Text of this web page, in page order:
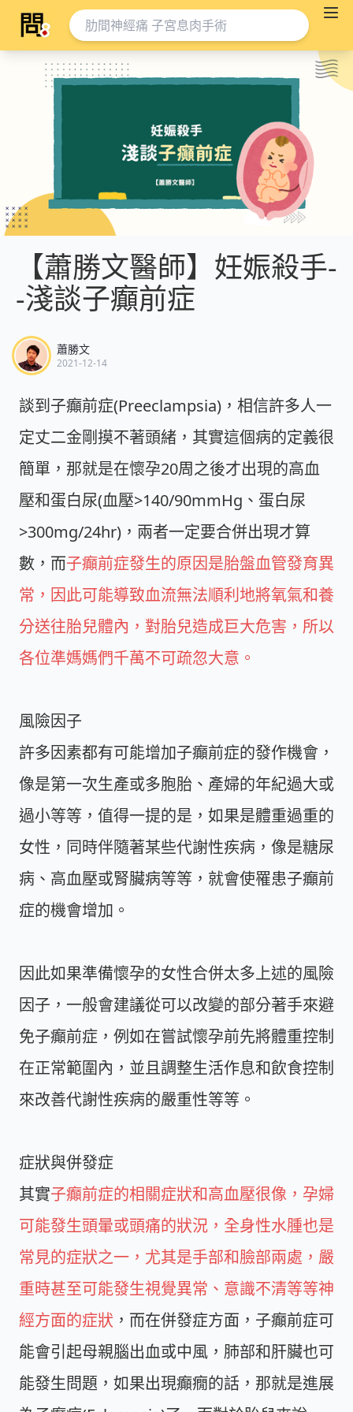
【蕭勝文醫師】妊娠殺手-
-淺談子癲前症
蕭勝文
2021-12-14
談到子癲前症(Preeclampsia)，相信許多人一
定丈二金剛摸不著頭緒，其實這個病的定義很
簡單，那就是在懷孕20周之後才出現的高血
壓和蛋白尿(血壓>140/90mmHg、蛋白尿
>300mg/24hr)，兩者一定要合併出現才算
數，而子癲前症發生的原因是胎盤血管發育異
常，因此可能導致血流無法順利地將氧氣和養
分送往胎兒體內，對胎兒造成巨大危害，所以
各位準媽媽們千萬不可疏忽大意。
風險因子
許多因素都有可能增加子癲前症的發作機會，
像是第一次生產或多胞胎、產婦的年紀過大或
過小等等，值得一提的是，如果是體重過重的
女性，同時伴隨著某些代謝性疾病，像是糖尿
病、高血壓或腎臟病等等，就會使罹患子癲前
症的機會增加。
因此如果準備懷孕的女性合併太多上述的風險
因子，一般會建議從可以改變的部分著手來避
免子癲前症，例如在嘗試懷孕前先將體重控制
在正常範圍內，並且調整生活作息和飲食控制
來改善代謝性疾病的嚴重性等等。
症狀與併發症
其實子癲前症的相關症狀和高血壓很像，孕婦
可能發生頭暈或頭痛的狀況，全身性水腫也是
常見的症狀之一，尤其是手部和臉部兩處，嚴
重時甚至可能發生視覺異常、意識不清等等神
經方面的症狀 ，而在併發症方面，子癲前症可
能會引起母親腦出血或中風，肺部和肝臟也可
能發生問題，如果出現癲癇的話，那就是進展